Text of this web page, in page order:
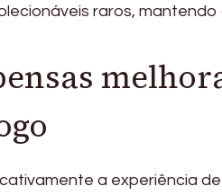
raros,
a experiência